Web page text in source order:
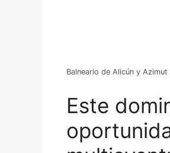
Balneario de Alicún y Azimut
Este